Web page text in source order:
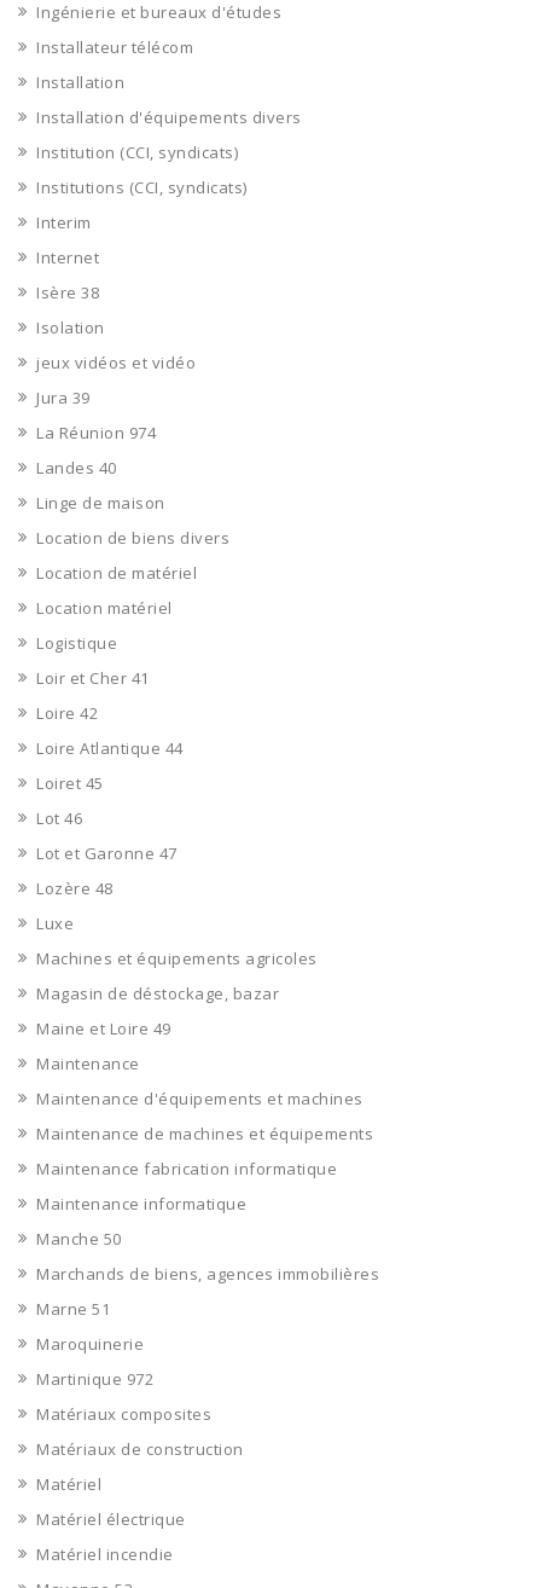
Ingénierie et bureaux d'études
Installateur télécom
Installation
Installation d'équipements divers
Institution (CCI, syndicats)
Institutions (CCI, syndicats)
Interim
Internet
Isère 38
Isolation
jeux vidéos et vidéo
Jura 39
La Réunion 974
Landes 40
Linge de maison
Location de biens divers
Location de matériel
Location matériel
Logistique
Loir et Cher 41
Loire 42
Loire Atlantique 44
Loiret 45
Lot 46
Lot et Garonne 47
Lozère 48
Luxe
Machines et équipements agricoles
Magasin de déstockage, bazar
Maine et Loire 49
Maintenance
Maintenance d'équipements et machines
Maintenance de machines et équipements
Maintenance fabrication informatique
Maintenance informatique
Manche 50
Marchands de biens, agences immobilières
Marne 51
Maroquinerie
Martinique 972
Matériaux composites
Matériaux de construction
Matériel
Matériel électrique
Matériel incendie